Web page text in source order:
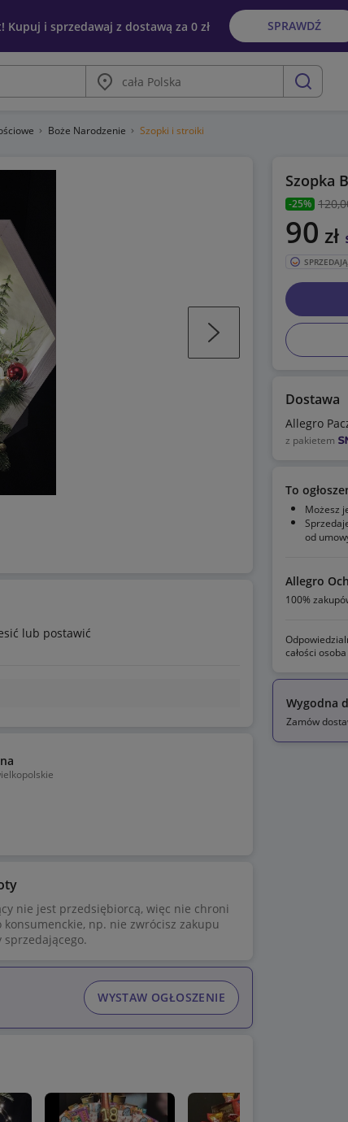
Kupuj i sprzedawaj z dostawą za 0 zł SPRAWDŹ
Miasto
szukaj
Szopka
-25% 120
90 zł
Dostawa
Allegro
z pakietem
To
Możesz
od
Allegro
100%
całości
Wygodna
Zamów
lub postawić
nie jest przedsiębiorcą, więc nie chroni
konsumenckie, np. nie zwrócisz zakupu
sprzedającego.
Boże Narodzenie Szopki i stroiki
WYSTAW OGŁOSZENIE